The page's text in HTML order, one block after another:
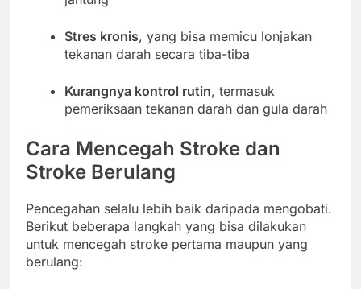
Stres kronis, yang bisa memicu lonjakan
tekanan darah secara tiba-tiba
Kurangnya kontrol rutin, termasuk
pemeriksaan tekanan darah dan gula darah
Cara Mencegah Stroke dan
Stroke Berulang
Pencegahan selalu lebih baik daripada mengobati.
Berikut beberapa langkah yang bisa dilakukan
untuk mencegah stroke pertama maupun yang
berulang: